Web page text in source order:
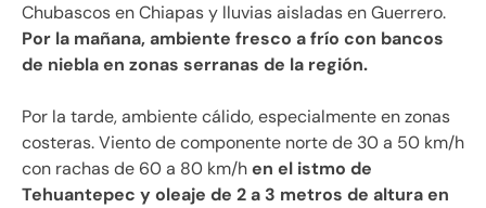
Chubascos en Chiapas y lluvias aisladas en Guerrero.
Por la mañana, ambiente fresco a frío con bancos
de niebla en zonas serranas de la región.
Por la tarde, ambiente cálido, especialmente en zonas
costeras. Viento de componente norte de 30 a 50 km/h
con rachas de 60 a 80 km/hen el istmo de
Tehuantepec y oleaje de 2 a 3 metros de altura en